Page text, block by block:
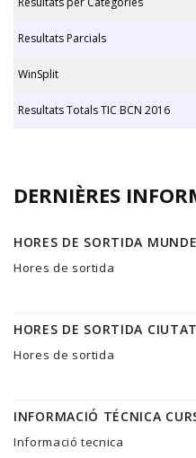
Resultats Parcials
WinSplit
Resultats Totals TIC BCN 2016
DERNIÈRES
HORES DE SORTIDA
Hores de sortida
HORES DE SORTIDA
Hores de sortida
INFORMACIÓ TÉCNICA
Informació tecnica